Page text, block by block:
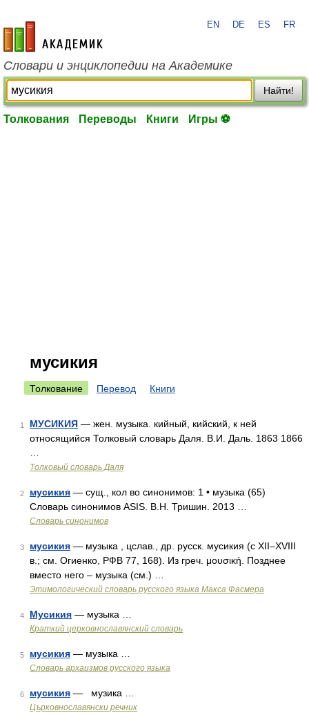
academic.ru
EN DE ES FR
Словари и энциклопедии на Академике
Найти!
Толкования Переводы Книги Игры ⚽
мусикия
Толкование Перевод Книги
1 МУСИКИЯ — жен. музыка. кийный, кийский, к ней
относящийся Толковый словарь Даля. В.И. Даль. 1863 1866
Толковый словарь Даля
2 мусикия — сущ., кол во синонимов: 1 • музыка (65)
Словарь синонимов ASIS. В.Н. Тришин. 2013 …
Словарь синонимов
3 мусикия — музыка , цслав., др. русск. мусикия (с XII–XVIII
в.; см. Огиенко, РФВ 77, 168). Из греч. μουσική. Позднее
вместо него – музыка (см.) …
Этимологический словарь русского языка Макса Фасмера
4 Мусикия — музыка …
Краткий церковнославянский словарь
5 мусикия — музыка …
Cловарь архаизмов русского языка
6 мусикия — музика …
Църковнославянски речник